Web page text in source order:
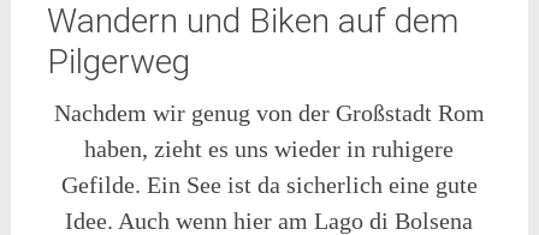
Wandern und Biken auf dem
Pilgerweg
Nachdem wir genug von der Großstadt Rom
haben, zieht es uns wieder in ruhigere
Gefilde. Ein See ist da sicherlich eine gute
Idee. Auch wenn hier am Lago di Bolsena